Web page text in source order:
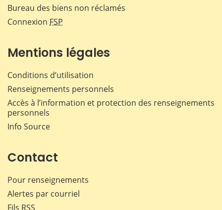
Bureau des biens non réclamés
Connexion FSP
Mentions légales
Conditions d’utilisation
Renseignements personnels
Accès à l’information et protection des renseignements
personnels
Info Source
Contact
Pour renseignements
Alertes par courriel
Fils RSS